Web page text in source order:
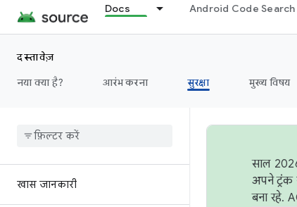
Docs Android Code Search
दस्तावेज़
नया क्या है?
आरंभ करना सुरक्षा मुख्य विषय
खास जानकारी
साल
अपने ट्रंक
बना रहे.